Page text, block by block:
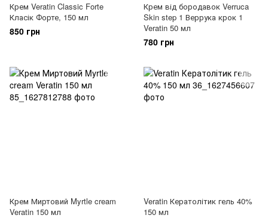
Крем Veratin Classic Forte
Класік Форте, 150 мл
850 грн
Крем від бородавок Verruca
Skin step 1 Веррука крок 1
Veratin 50 мл
780 грн
Крем Миртовий Myrtle cream
Veratin 150 мл
Veratin Кератолітик гель 40%
150 мл